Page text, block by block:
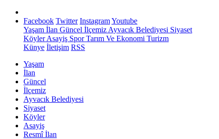
Facebook Twitter InstagramYoutube
Yaşam İlan Güncel İlçemiz Ayvacık Belediyesi Siyaset
KöylerAsayiş SporTarım Ve Ekonomi Turizm
Künye İletişim RSS
Yaşam
İlan
Güncel
İlçemiz
Ayvacık Belediyesi
Siyaset
Köyler
Asayiş
Resmî İlan